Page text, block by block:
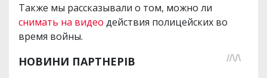
Также мы рассказывали о том, можно ли
снимать на видео действия полицейских во
время войны.